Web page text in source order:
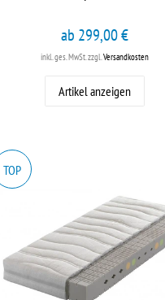
ab 299,00 €
inkl. ges. MwSt.zzgl.Versandkosten
Artikel anzeigen
TOP